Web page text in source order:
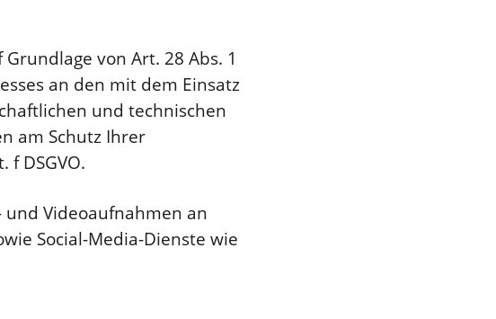
von Art. 28 Abs. 1
an den mit dem Einsatz
und technischen
am Schutz Ihrer
DSGVO.
Videoaufnahmen an
Social-Media-Dienste wie